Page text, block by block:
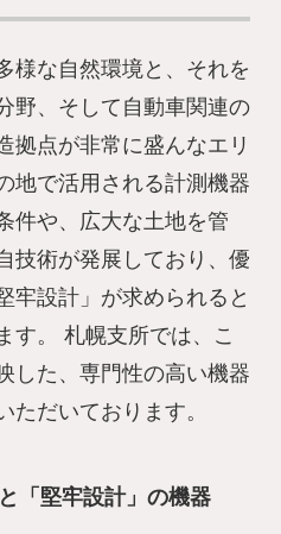
様な自然環境と、それを
野、そして自動車関連の
拠点が非常に盛んなエリ
地で活用される計測機器
件や、広大な土地を管
技術が発展しており、優
牢設計」が求められると
す。 札幌支所では、こ
した、専門性の高い機器
ただいております。
「堅牢設計」の機器